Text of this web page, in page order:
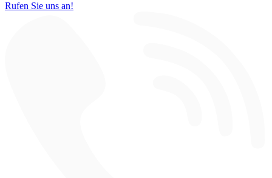
Rufen Sie uns an!